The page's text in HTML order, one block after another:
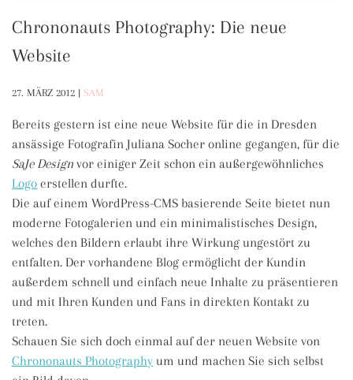
Chrononauts Photography: Die neue
Website
27. MÄRZ 2012 | SAM
Bereits gestern ist eine neue Website für die in Dresden
ansässige Fotografin Juliana Socher online gegangen, für die
SaJe Design vor einiger Zeit schon ein außergewöhnliches
Logo erstellen durfte.
Die auf einem WordPress-CMS basierende Seite bietet nun
moderne Fotogalerien und ein minimalistisches Design,
welches den Bildern erlaubt ihre Wirkung ungestört zu
entfalten. Der vorhandene Blog ermöglicht der Kundin
außerdem schnell und einfach neue Inhalte zu präsentieren
und mit Ihren Kunden und Fans in direkten Kontakt zu
treten.
Schauen Sie sich doch einmal auf der neuen Website von
Chrononauts Photography um und machen Sie sich selbst